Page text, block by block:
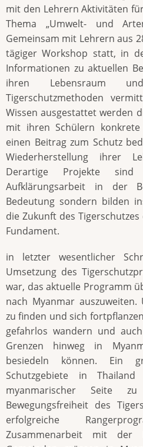
mit den Lehrern Aktivitäten
Thema „Umwelt- und
Gemeinsam mit Lehrern aus
tägiger Workshop statt, in
Informationen zu aktuellen
ihren Lebensraum
Tigerschutzmethoden
Wissen ausgestattet werden
mit ihren Schülern
einen Beitrag zum Schutz
Wiederherstellung ihrer
Derartige Projekte
Aufklärungsarbeit in der
Bedeutung sondern bilden
die Zukunft des
Fundament.
in letzter wesentlicher
Umsetzung des
war, das aktuelle Programm
nach Myanmar
zu finden und sich
gefahrlos wandern und
Grenzen hinweg in
besiedeln können. Ein
Schutzgebiete in
myanmarischer Seite
Bewegungsfreiheit des
erfolgreiche
Zusammenarbeit mit der